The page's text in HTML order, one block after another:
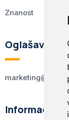
Znanost
Oglašavanje
Informacije